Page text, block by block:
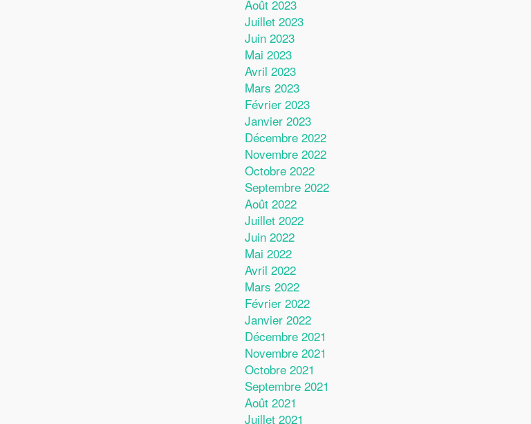
Août 2023
Juillet 2023
Juin 2023
Mai 2023
Avril 2023
Mars 2023
Février 2023
Janvier 2023
Décembre 2022
Novembre 2022
Octobre 2022
Septembre 2022
Août 2022
Juillet 2022
Juin 2022
Mai 2022
Avril 2022
Mars 2022
Février 2022
Janvier 2022
Décembre 2021
Novembre 2021
Octobre 2021
Septembre 2021
Août 2021
Juillet 2021